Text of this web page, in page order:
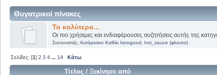
Θυγατρικοί πίνακες
Τα καλύτερα...
Οι πιο χρήσιμες και ενδιαφέρουσες συζητήσεις αυτής της
Συντονιστές: Αυτάρεσκο Καθίκι Isnogood hot_sauce (φλουτσ)
Σελίδες: [1]2 3 4 ... 14 Κάτω
Τίτλος /Ξεκίνησε από